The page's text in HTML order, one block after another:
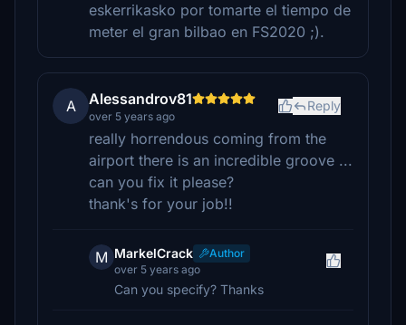
eskerrikasko por tomarte el tiempo de
meter el gran bilbao en FS2020 ;).
A Alessandrov81
over 5 years ago
Reply
really horrendous coming from the
airport there is an incredible groove ...
can you fix it please?
thank's for your job!!
M MarkelCrack
Author
over 5 years ago
Can you specify? Thanks